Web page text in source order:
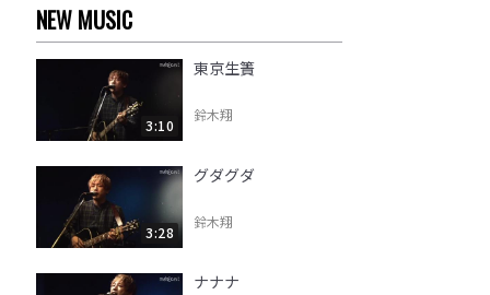
NEW MUSIC
3:10
東京生簀
鈴木翔
3:28
グダグダ
鈴木翔
ナナナ